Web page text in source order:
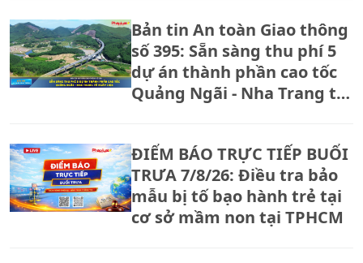
Bản tin An toàn Giao thông
số 395: Sẵn sàng thu phí 5
dự án thành phần cao tốc
Quảng Ngãi - Nha Trang từ
ĐIỂM BÁO TRỰC TIẾP BUỔI
TRƯA 7/8/26: Điều tra bảo
mẫu bị tố bạo hành trẻ tại
cơ sở mầm non tại TPHCM